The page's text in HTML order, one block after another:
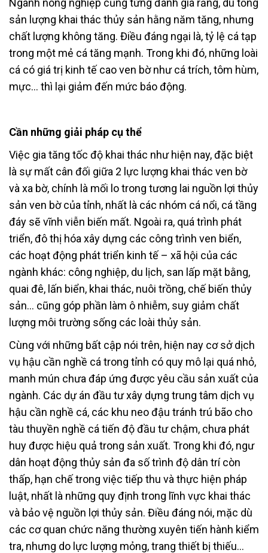
sản lượng khai thác thủy sản hằng năm tăng, nhưng
chất lượng không tăng. Điều đáng ngại là, tỷ lệ cá tạp
trong một mẻ cá tăng mạnh. Trong khi đó, những loài
cá có giá trị kinh tế cao ven bờ như cá trích, tôm hùm,
mực… thì lại giảm đến mức báo động.
Cần những giải pháp cụ thể
Việc gia tăng tốc độ khai thác như hiện nay, đặc biệt
là sự mất cân đối giữa 2 lực lượng khai thác ven bờ
và xa bờ, chính là mối lo trong tương lai nguồn lợi thủy
sản ven bờ của tỉnh, nhất là các nhóm cá nổi, cá tầng
đáy sẽ vĩnh viễn biến mất. Ngoài ra, quá trình phát
triển, đô thị hóa xây dựng các công trình ven biển,
các hoạt động phát triển kinh tế – xã hội của các
ngành khác: công nghiệp, du lịch, san lấp mặt bằng,
quai đê, lấn biển, khai thác, nuôi trồng, chế biến thủy
sản… cũng góp phần làm ô nhiễm, suy giảm chất
lượng môi trường sống các loài thủy sản.
Cùng với những bất cập nói trên, hiện nay cơ sở dịch
vụ hậu cần nghề cá trong tỉnh có quy mô lại quá nhỏ,
manh mún chưa đáp ứng được yêu cầu sản xuất của
ngành. Các dự án đầu tư xây dựng trung tâm dịch vụ
hậu cần nghề cá, các khu neo đậu tránh trú bão cho
tàu thuyền nghề cá tiến độ đầu tư chậm, chưa phát
huy được hiệu quả trong sản xuất. Trong khi đó, ngư
dân hoạt động thủy sản đa số trình độ dân trí còn
thấp, hạn chế trong việc tiếp thu và thực hiện pháp
luật, nhất là những quy định trong lĩnh vực khai thác
và bảo vệ nguồn lợi thủy sản. Điều đáng nói, mặc dù
các cơ quan chức năng thường xuyên tiến hành kiểm
tra, nhưng do lực lượng mỏng, trang thiết bị thiếu…